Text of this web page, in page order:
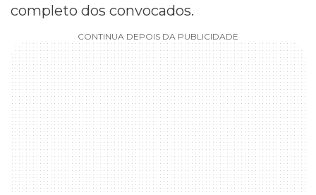
completo dos convocados.
CONTINUA DEPOIS DA PUBLICIDADE